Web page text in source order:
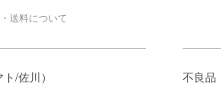
送料について
/佐川）
不良品